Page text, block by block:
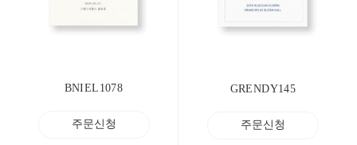
BNIEL1078
주문신청
GRENDY145
주문신청